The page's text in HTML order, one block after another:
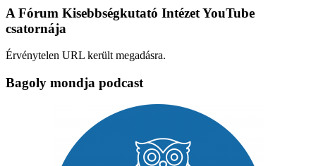
A Fórum Kisebbségkutató Intézet YouTube
csatornája
Érvénytelen URL került megadásra.
Bagoly mondja podcast